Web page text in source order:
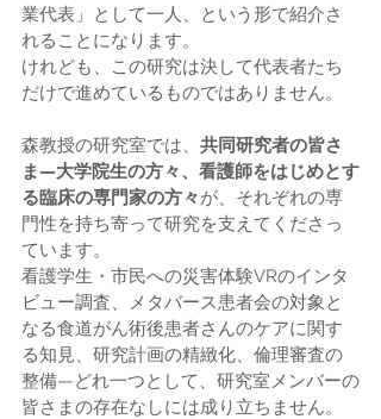
業代表」として一人、という形で紹介さ
れることになります。
けれども、この研究は決して代表者たち
だけで進めているものではありません。
森教授の研究室では、 共同研究者の皆さ
ま—大学院生の方々、看護師をはじめとす
る臨床の専門家の方々が、それぞれの専
門性を持ち寄って研究を支えてくださっ
ています。
看護学生・市民への災害体験VRのインタ
ビュー調査、メタバース患者会の対象と
なる食道がん術後患者さんのケアに関す
る知見、研究計画の精緻化、倫理審査の
整備—どれ一つとして、研究室メンバーの
皆さまの存在なしには成り立ちません。